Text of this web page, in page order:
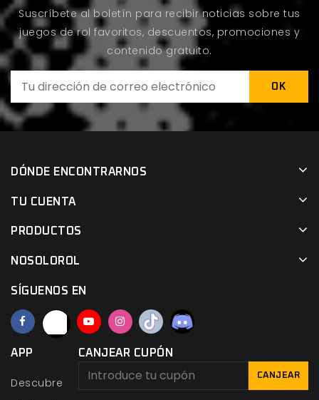
Suscríbete al boletín para recibir noticias sobre tus
juegos de rol favoritos, descuentos, promociones y
contenido gratuito.
DÓNDE ENCONTRARNOS
TU CUENTA
PRODUCTOS
NOSOLOROL
SÍGUENOS EN
APP
Descubre
CANJEAR CUPÓN
CANJEAR